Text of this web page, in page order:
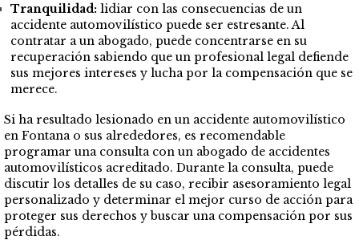
Tranquilidad: lidiar con las consecuencias de un
accidente automovilístico puede ser estresante. Al
contratar a un abogado, puede concentrarse en su
recuperación sabiendo que un profesional legal defiende
sus mejores intereses y lucha por la compensación que se
merece.
Si ha resultado lesionado en un accidente automovilístico
en Fontana o sus alrededores, es recomendable
programar una consulta con un abogado de accidentes
automovilísticos acreditado. Durante la consulta, puede
discutir los detalles de su caso, recibir asesoramiento legal
personalizado y determinar el mejor curso de acción para
proteger sus derechos y buscar una compensación por sus
pérdidas.